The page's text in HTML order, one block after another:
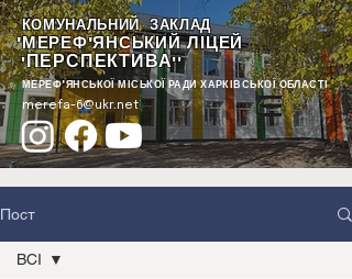
КОМУНАЛЬНИЙ ЗАКЛАД
"МЕРЕФ'ЯНСЬКИЙ ЛІЦЕЙ
"ПЕРСПЕКТИВА""
МЕРЕФ'ЯНСЬКОЇ МІСЬКОЇ РАДИ ХАРКІВСЬКОЇ ОБЛАСТІ
merefa-6@ukr.net
Пост
ВСІ